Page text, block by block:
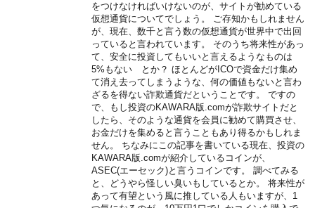
をつけなければいけないのが、サイトが勧めている
仮想通貨についてでしょう。 ご存知かもしれません
が、現在、数千と言う数の仮想通貨が世界中で出回
っていると言われています。 そのうち将来性があっ
て、安全に投資してもいいと言えるようなものは
5%もない とか？ ほとんどがICOで資金だけ集め
て消え去ってしまうような、何の価値もないと言わ
ざるを得ない詐欺通貨だということです。 ですの
で、もし投資のKAWARA版.comが詐欺サイトだと
したら、そのような通貨を会員に勧めて購買させ、
お金だけを集めると言うこともあり得るかもしれま
せん。 ちなみにこの記事を書いている現在、投資の
KAWARA版.comが紹介しているコインが、
ASEC(エーセック)と言うコインです。 調べてみる
と、どうやら怪しい臭いもしているとか。 将来性が
あって有望という風に推している人もいますが、1